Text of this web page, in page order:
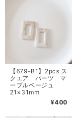
【679-B1】2pcs ス
クエア パーツ マ
ーブルベージュ
21×31mm
¥400